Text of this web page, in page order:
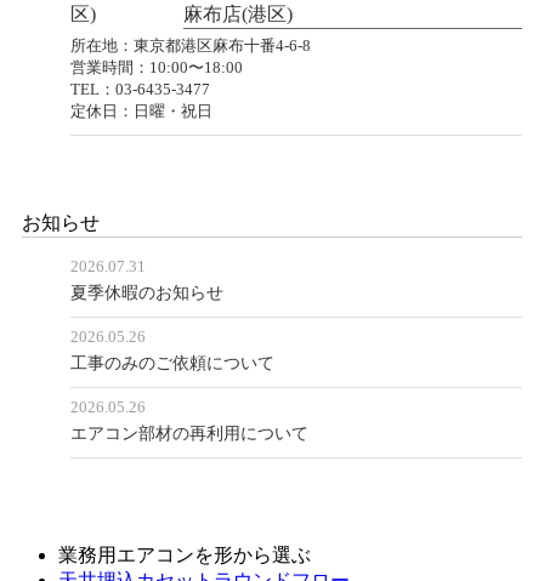
麻布店(港区)
所在地：東京都港区麻布十番4-6-8
営業時間：10:00〜18:00
TEL：03-6435-3477
定休日：日曜・祝日
お知らせ
2026.07.31
夏季休暇のお知らせ
2026.05.26
工事のみのご依頼について
2026.05.26
エアコン部材の再利用について
業務用エアコンを形から選ぶ